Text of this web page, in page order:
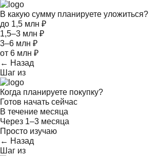
В какую сумму планируете уложиться?
до 1,5 млн ₽
1,5–3 млн ₽
3–6 млн ₽
от 6 млн ₽
← Назад
Шаг из
Когда планируете покупку?
Готов начать сейчас
В течение месяца
Через 1–3 месяца
Просто изучаю
← Назад
Шаг из